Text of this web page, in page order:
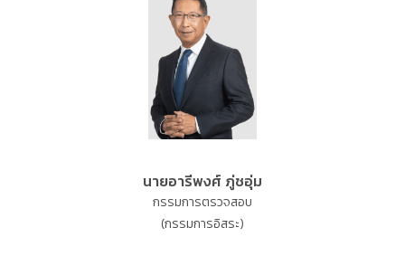
นายอารีพงศ์ ภู่ชอุ่ม
กรรมการตรวจสอบ
(กรรมการอิสระ)